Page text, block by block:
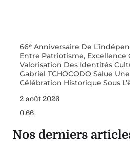
66ᵉ Anniversaire De
Entre Patriotisme, Excellence
Valorisation Des Identités
Gabriel TCHOCODO Salue
Célébration Historique Sous
2 août 2026
Nos derniers